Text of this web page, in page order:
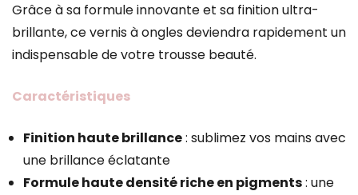
Grâce à sa formule innovante et sa finition ultra-
brillante, ce vernis à ongles deviendra rapidement un
indispensable de votre trousse beauté.
Caractéristiques
Finition haute brillance: sublimez vos mains avec
une brillance éclatante
Formule haute densité riche en pigments: une